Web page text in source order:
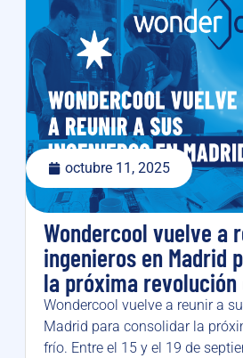
octubre 11, 2025
Wondercool vuelve a
ingenieros en Madrid
la próxima
Wondercool vuelve a reunir a
Madrid para consolidar la
frío. Entre el 15 y el 19 de